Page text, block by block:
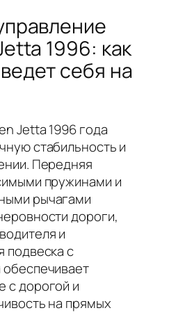
1996: как
себя на
Jetta 1996 года
стабильность и
Передняя
пружинами и
рычагами
дороги,
и
подвеска с
с дорогой и
на прямых